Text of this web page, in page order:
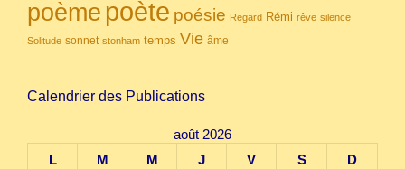
poème poète poésie Regard Rémi rêve silence
Solitude sonnet stonham temps Vie âme
Calendrier des Publications
août 2026
L
M M J V S D